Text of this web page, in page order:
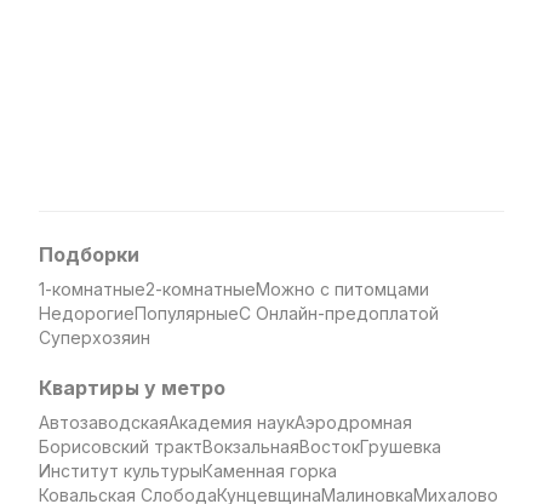
Подборки
1-комнатные2-комнатныеМожно с питомцами
НедорогиеПопулярныеС Онлайн-предоплатой
Суперхозяин
Квартиры у метро
АвтозаводскаяАкадемия наукАэродромная
Борисовский трактВокзальнаяВостокГрушевка
Институт культурыКаменная горка
Ковальская СлободаКунцевщинаМалиновкаМихалово